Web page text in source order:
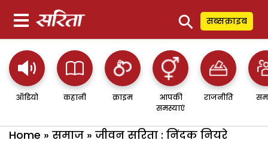
⚲ सब्सक्राइब
ऑडियो कहानी क्राइम
आपकी
समस्याएं
राजनीति
Home » समाज » जीवन सरिता : निंदक नियरे